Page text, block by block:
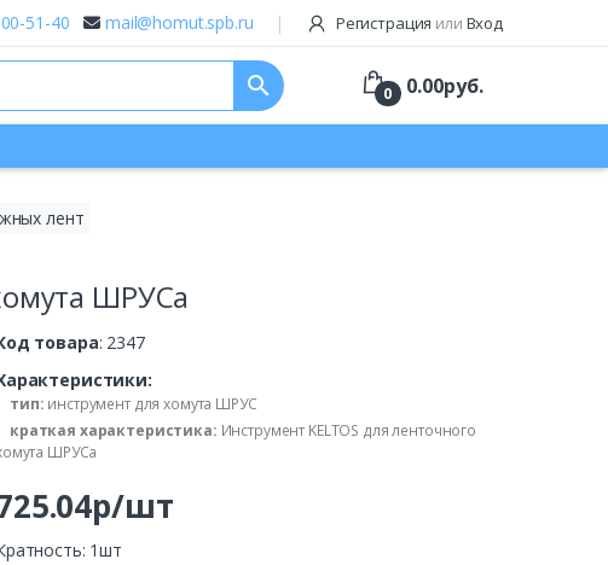
51-40 mail@homut.spb.ru Регистрация или Вход
search 0 0.00руб.
лент
ШРУСа
товара: 2347
тип: инструмент для хомута ШРУС
краткая характеристика: Инструмент KELTOS для ленточного
ШРУСа
шт
1шт